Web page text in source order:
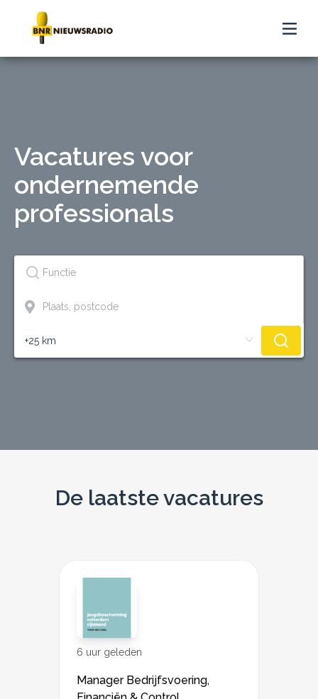
Vacatures voor
ondernemende
professionals
De laatste vacatures
6 uur geleden
Manager Bedrijfsvoering,